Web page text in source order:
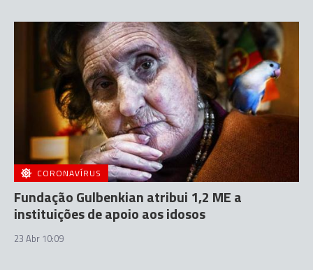
CORONAVÍRUS
Fundação Gulbenkian atribui 1,2 ME a
instituições de apoio aos idosos
23 Abr 10:09